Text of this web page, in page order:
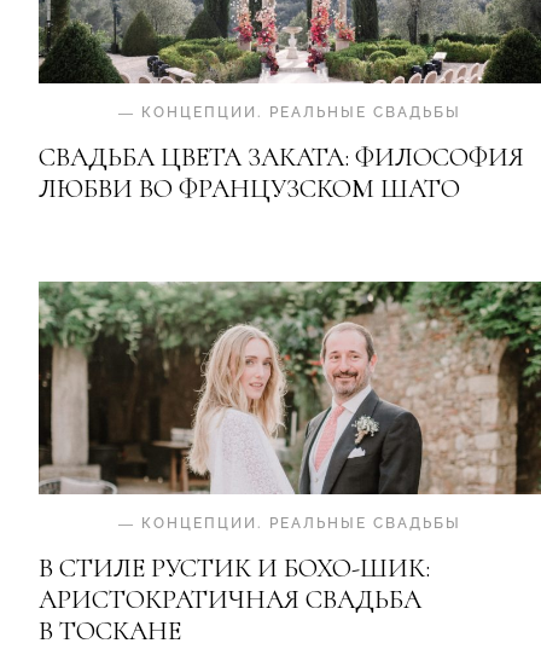
— КОНЦЕПЦИИ . РЕАЛЬНЫЕ СВАДЬБЫ
СВАДЬБА ЦВЕТА ЗАКАТА: ФИЛОСОФИЯ
ЛЮБВИ ВО ФРАНЦУЗСКОМ ШАТО
— КОНЦЕПЦИИ . РЕАЛЬНЫЕ СВАДЬБЫ
В СТИЛЕ РУСТИК И БОХО-ШИК:
АРИСТОКРАТИЧНАЯ СВАДЬБА
В ТОСКАНЕ